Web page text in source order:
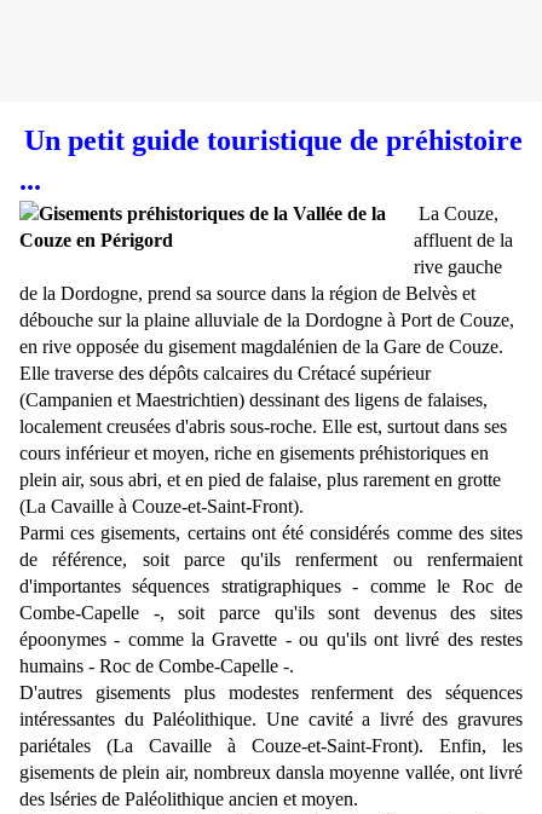
Un petit guide touristique de préhistoire
...
La Couze,
affluent de la
rive gauche
de la Dordogne, prend sa source dans la région de Belvès et
débouche sur la plaine alluviale de la Dordogne à Port de Couze,
en rive opposée du gisement magdalénien de la Gare de Couze.
Elle traverse des dépôts calcaires du Crétacé supérieur
(Campanien et Maestrichtien) dessinant des ligens de falaises,
localement creusées d'abris sous-roche. Elle est, surtout dans ses
cours inférieur et moyen, riche en gisements préhistoriques en
plein air, sous abri, et en pied de falaise, plus rarement en grotte
(La Cavaille à Couze-et-Saint-Front).
Parmi ces gisements, certains ont été considérés comme des sites
de référence, soit parce qu'ils renferment ou renfermaient
d'importantes séquences stratigraphiques - comme le Roc de
Combe-Capelle -, soit parce qu'ils sont devenus des sites
époonymes - comme la Gravette - ou qu'ils ont livré des restes
humains - Roc de Combe-Capelle -.
D'autres gisements plus modestes renferment des séquences
intéressantes du Paléolithique. Une cavité a livré des gravures
pariétales (La Cavaille à Couze-et-Saint-Front). Enfin, les
gisements de plein air, nombreux dansla moyenne vallée, ont livré
des lséries de Paléolithique ancien et moyen.